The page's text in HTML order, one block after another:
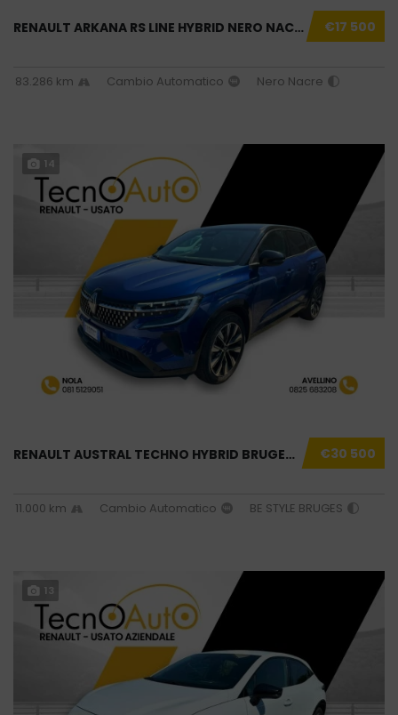
€17 500
RENAULT ARKANA RS LINE HYBRID NERO NACRE USA...
83.286 km Cambio Automatico Nero Nacre
14
€30 500
RENAULT AUSTRAL TECHNO HYBRID BRUGES USATO N...
11.000 km Cambio Automatico BE STYLE BRUGES
13